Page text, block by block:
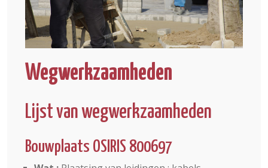
In 1 klik
Wegwerkzaamheden
Lijst van wegwerkzaamheden
Bouwplaats OSIRIS 800697